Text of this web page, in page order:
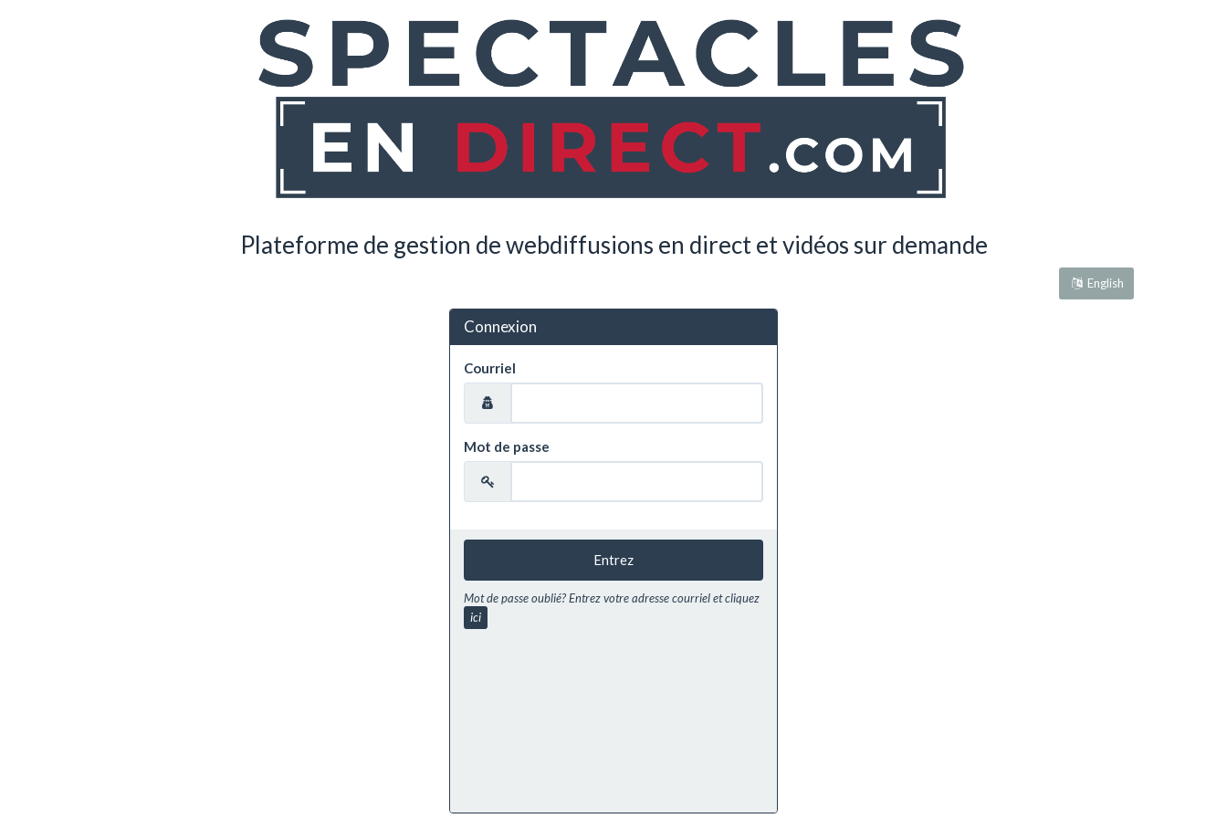
Plateforme de gestion de webdiffusions en direct et vidéos sur demande
English
Connexion
Courriel
Mot de passe
Entrez
Mot de passe oublié? Entrez votre adresse courriel et cliquez